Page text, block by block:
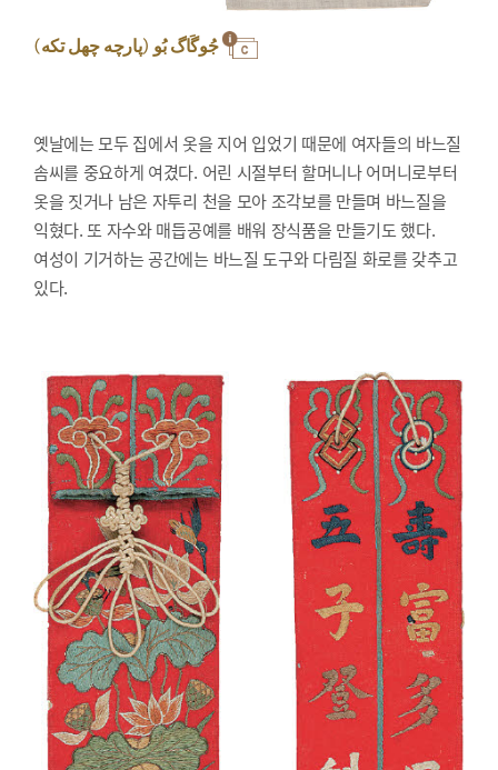
جُوگَاگ بُو (پارچه چهل تکه)
옛날에는 모두 집에서 옷을 지어 입었기 때문에 여자들의 바느질
솜씨를 중요하게 여겼다. 어린 시절부터 할머니나 어머니로부터
옷을 짓거나 남은 자투리 천을 모아 조각보를 만들며 바느질을
익혔다. 또 자수와 매듭공예를 배워 장식품을 만들기도 했다.
여성이 기거하는 공간에는 바느질 도구와 다림질 화로를 갖추고
있다.